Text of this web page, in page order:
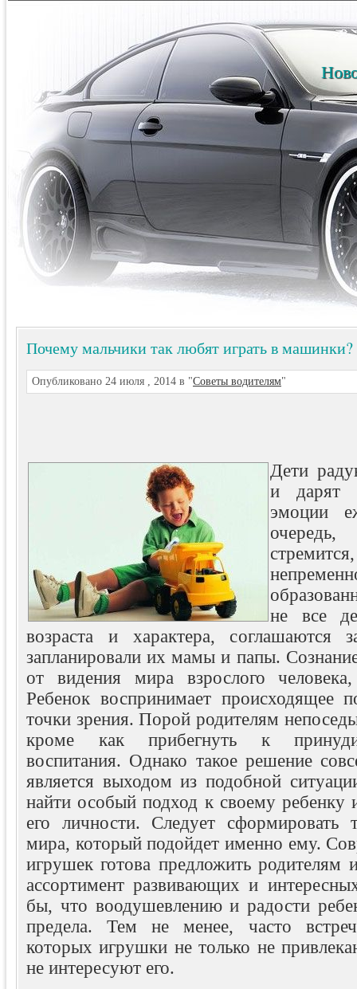
Почему мальчики так любят играть в машинки?
Опубликовано 24 июля , 2014 в "Советы водителям"
Дети
и дарят
эмоции
не все
возраста и характера, соглашаются
запланировали их мамы и папы.
от видения мира взрослого
Ребенок воспринимает происходящее
точки зрения. Порой родителям
кроме как прибегнуть к
воспитания. Однако такое решение
является выходом из подобной
найти особый подход к своему ребенку
его личности. Следует сформировать
мира, который подойдет именно ему.
игрушек готова предложить
ассортимент развивающих и
бы, что воодушевлению и радости
предела. Тем не менее, часто
которых игрушки не только не
не интересуют его.